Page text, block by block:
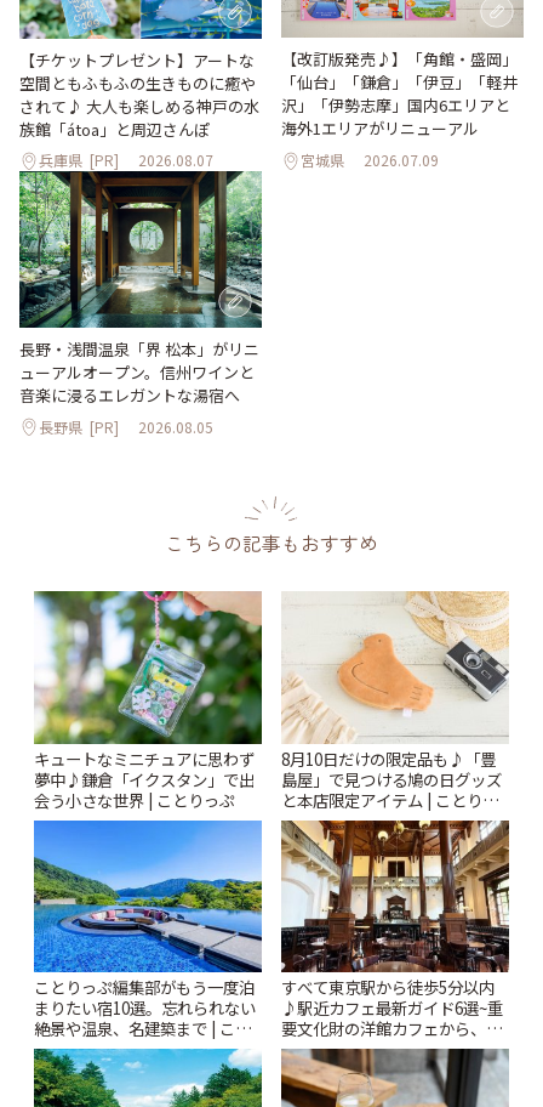
【チケットプレゼント】アートな
空間ともふもふの生きものに癒や
されて♪ 大人も楽しめる神戸の水
族館「átoa」と周辺さんぽ
兵庫県 [PR] 2026.08.07
【改訂版発売♪】「角館・盛岡」
「仙台」「鎌倉」「伊豆」「軽井
沢」「伊勢志摩」国内6エリアと
海外1エリアがリニューアル
宮城県 2026.07.09
長野・浅間温泉「界 松本」がリニ
ューアルオープン。信州ワインと
音楽に浸るエレガントな湯宿へ
長野県 [PR] 2026.08.05
こちらの記事もおすすめ
キュートなミニチュアに思わず
夢中♪鎌倉「イクスタン」で出
会う小さな世界 | ことりっぷ
8月10日だけの限定品も♪「豊
島屋」で見つける鳩の日グッズ
と本店限定アイテム | ことりっ
ぷ
ことりっぷ編集部がもう一度泊
まりたい宿10選。忘れられない
絶景や温泉、名建築まで | こと
りっぷ
すべて東京駅から徒歩5分以内
♪駅近カフェ最新ガイド6選~重
要文化財の洋館カフェから、改
札すぐのレトロ喫茶まで~ | こと
りっぷ